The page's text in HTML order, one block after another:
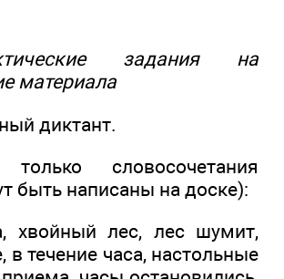
задания на
материала
диктант.
словосочетания
быть написаны на доске):
хвойный лес, лес шумит,
в течение часа, настольные